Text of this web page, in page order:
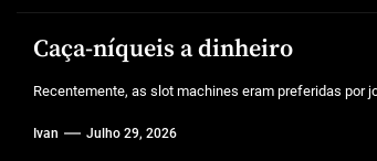
Caça-níqueis a dinheiro
Recentemente, as slot machines eram preferidas por
Ivan Julho 29, 2026